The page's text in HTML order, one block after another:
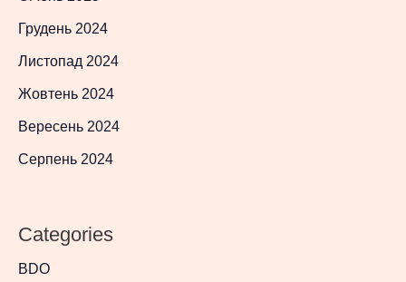
Грудень 2024
Листопад 2024
Жовтень 2024
Вересень 2024
Серпень 2024
Categories
BDO